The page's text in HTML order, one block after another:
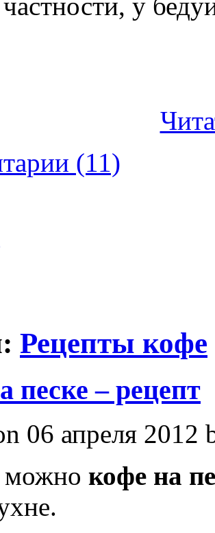
(11)
Рецепты кофе
песке – рецепт
06 апреля 2012
можно кофе на